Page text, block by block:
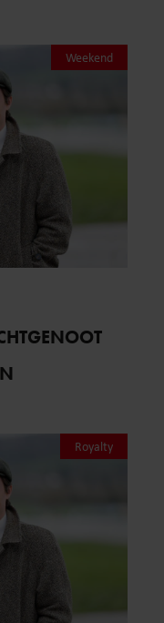
Weekend
Royalty